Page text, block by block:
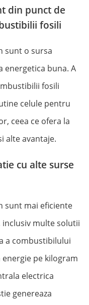
din punct de
fosili
sunt o sursa
energetica buna. A
fosili
celule pentru
ceea ce ofera la
alte avantaje.
cu alte surse
sunt mai eficiente
inclusiv multe solutii
a combustibilului
pe kilogram
electrica
genereaza